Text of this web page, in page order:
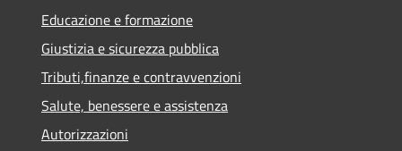
Educazione e formazione
Giustizia e sicurezza pubblica
Tributi,finanze e contravvenzioni
Salute, benessere e assistenza
Autorizzazioni